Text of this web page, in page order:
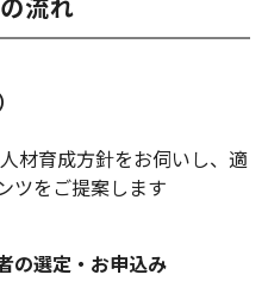
流れ
材育成方針をお伺いし、適
ツをご提案します
の選定・お申込み